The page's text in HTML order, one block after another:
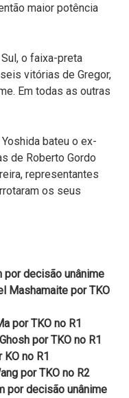
maior potência
o faixa-preta
vitórias de Gregor,
Em todas as outras
bateu o ex-
de Roberto Gordo
representantes
os seus
por decisão unânime
Mashamaite por TKO
por TKO no R1
por TKO no R1
KO no R1
por TKO no R2
por decisão unânime